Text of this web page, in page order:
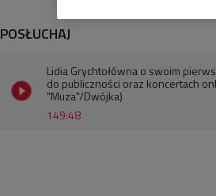
POSŁUCHAJ
149:48
Lidia Grychtołówna o swoim
do publiczności oraz koncertach
"Muza"/Dwójka)